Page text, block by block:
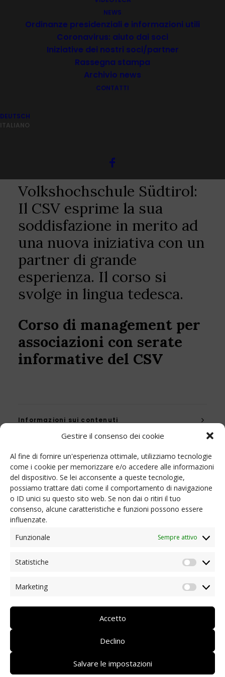
Gestire il consenso dei cookie
Al fine di fornire un'esperienza ottimale, utilizziamo tecnologie
come i cookie per memorizzare e/o accedere alle informazioni
del dispositivo. Se lei acconsente a queste tecnologie,
possiamo trattare dati come il comportamento di navigazione
o ID unici su questo sito web. Se non dai o ritiri il tuo
consenso, alcune caratteristiche e funzioni possono essere
influenzate.
Funzionale
Sempre attivo
Statistiche
Marketing
Accetto
Declino
Salvare le impostazioni
NEWS
Ordinanze presidenziali e informazioni utili
Coronavirus: aiuto dai soci
Iniziative dei nostri soci/partner
Rassegna stampa
Archivio news
CONTATTI
DEUTSCH
ITALIANO
Vereinsmanagement |
corso in lingua tedesca
_____ 2 gennaio 2020
partecipazione attiva!
Nuova cooperazione di
Volkshochschule Südtirol:
Il CSV esprime la sua
soddisfazione in merito ad
una nuova iniziativa con un
partner di grande
esperienza. Il corso si
svolge in lingua tedesca.
Corso di management per
associazioni con serate
informative del CSV
Informazioni sui contenuti
associazioni in collaborazione con il CSV Alto
Adige ODV
info(at)volkshochschule.it o 0471 061 444
>>Link al corso pubblicato sul sito della